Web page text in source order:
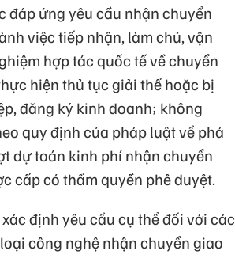
đáp ứng yêu cầu nhận chuyển
việc tiếp nhận, làm chủ, vận
hợp tác quốc tế về chuyển
hiện thủ tục giải thể hoặc bị
đăng ký kinh doanh; không
quy định của pháp luật về phá
dự toán kinh phí nhận chuyển
cấp có thẩm quyền phê duyệt.
định yêu cầu cụ thể đối với các
công nghệ nhận chuyển giao